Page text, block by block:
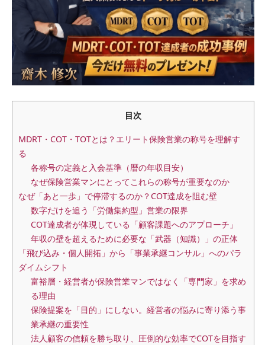
目次
MDRT・COT・TOTとは？エリート保険営業の称号を理解す
る
各称号の定義と入会基準（暦の年収目安）
なぜ保険営業マンにとってこれらの称号が重要なのか
なぜ「あと一歩」で停滞するのか？COT達成を阻む壁
数字だけを追う「労働集約型」営業の限界
COT達成者が体現している「顧客課題へのアプローチ」
年収の壁を超えるために必要な「武器（知識）」の正体
「飛び込み・個人開拓」から「事業承継コンサル」へのパラ
ダイムシフト
富裕層・経営者が保険営業マンではなく「専門家」を求め
る理由
保険提案を「目的」にしない。経営者の悩みに寄り添う事
業承継の重要性
法人顧客の信頼を勝ち取り、圧倒的な効率でCOTを目指す